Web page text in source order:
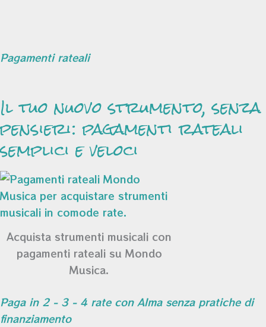
Pagamenti rateali
Il tuo nuovo strumento, senza
pensieri: pagamenti rateali
semplici e veloci
Acquista strumenti musicali con
pagamenti rateali su Mondo
Musica.
Paga in 2 - 3 - 4 rate con Alma senza pratiche di
finanziamento